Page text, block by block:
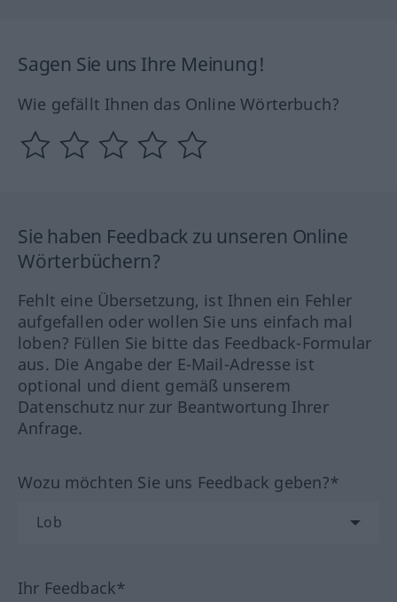
Sagen Sie uns Ihre Meinung!
Wie gefällt Ihnen das Online Wörterbuch?
Sie haben Feedback zu unseren Online
Wörterbüchern?
Fehlt eine Übersetzung, ist Ihnen ein Fehler
aufgefallen oder wollen Sie uns einfach mal
loben? Füllen Sie bitte das Feedback-Formular
aus. Die Angabe der E-Mail-Adresse ist
optional und dient gemäß unserem
Datenschutz nur zur Beantwortung Ihrer
Anfrage.
Wozu möchten Sie uns Feedback geben?*
Ihr Feedback*